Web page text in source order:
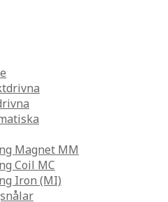
Magnet MM
Coil MC
Iron (MI)